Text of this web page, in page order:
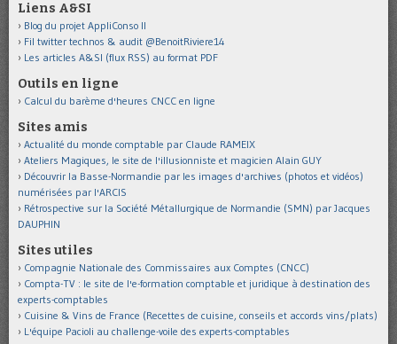
Liens A&SI
Blog du projet AppliConso II
Fil twitter technos & audit @BenoitRiviere14
Les articles A&SI (flux RSS) au format PDF
Outils en ligne
Calcul du barème d'heures CNCC en ligne
Sites amis
Actualité du monde comptable par Claude RAMEIX
Ateliers Magiques, le site de l'illusionniste et magicien Alain GUY
Découvrir la Basse-Normandie par les images d'archives (photos et vidéos)
numérisées par l'ARCIS
Rétrospective sur la Société Métallurgique de Normandie (SMN) par Jacques
DAUPHIN
Sites utiles
Compagnie Nationale des Commissaires aux Comptes (CNCC)
Compta-TV : le site de l'e-formation comptable et juridique à destination des
experts-comptables
Cuisine & Vins de France (Recettes de cuisine, conseils et accords vins/plats)
L'équipe Pacioli au challenge-voile des experts-comptables